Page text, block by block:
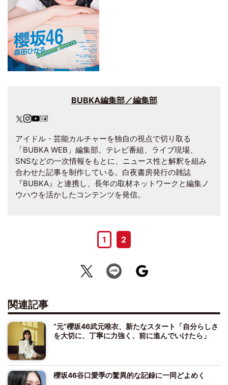
BUBKA編集部／編集部
アイドル・芸能カルチャーを独自の視点で切り取る
「BUBKA WEB」編集部。テレビ番組、ライブ現場、
SNSなどの一次情報をもとに、ニュース性と解釈を組み
合わせた記事を制作している。白夜書房発行の雑誌
『BUBKA』と連携し、長年の取材ネットワークと編集ノ
ウハウを活かしたコンテンツを発信。
1 2
関連記事
“元”櫻坂46武元唯衣、新たなスタート「自分らしさ
を大切に、丁寧に力強く、前に進んでいけたら」
櫻坂46谷口愛季の驚異的な記録に一同どよめく